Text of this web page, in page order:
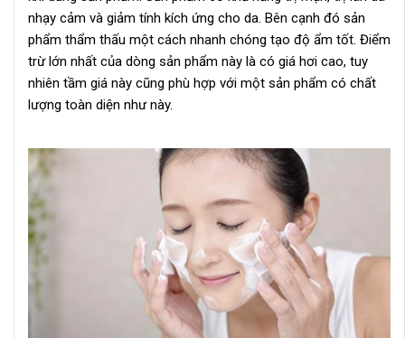
nhạy cảm và giảm tính kích ứng cho da. Bên cạnh đó sản
phẩm thẩm thấu một cách nhanh chóng tạo độ ẩm tốt. Điểm
trừ lớn nhất của dòng sản phẩm này là có giá hơi cao, tuy
nhiên tầm giá này cũng phù hợp với một sản phẩm có chất
lượng toàn diện như này.